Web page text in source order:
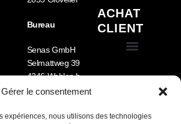
Gérer le consentement
expériences, nous utilisons des technologies
Bureau
Senas GmbH
Selmattweg 39
4246 Wahlen b.
Laufen
09
ACHAT
CLIENT